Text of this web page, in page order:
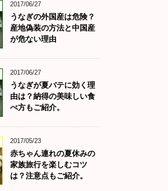
2017/06/27
うなぎの外国産は危険？
産地偽装の方法と中国産
が危ない理由
2017/06/27
うなぎが夏バテに効く理
由は？納得の美味しい食
べ方もご紹介。
2017/05/23
赤ちゃん連れの夏休みの
家族旅行を楽しむコツ
は？注意点もご紹介。